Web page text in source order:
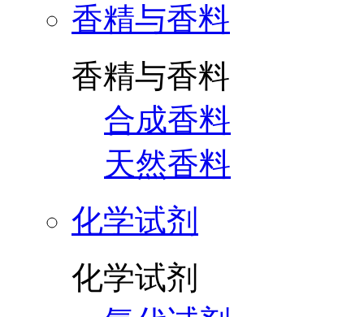
香精与香料
香精与香料
合成香料
天然香料
化学试剂
化学试剂